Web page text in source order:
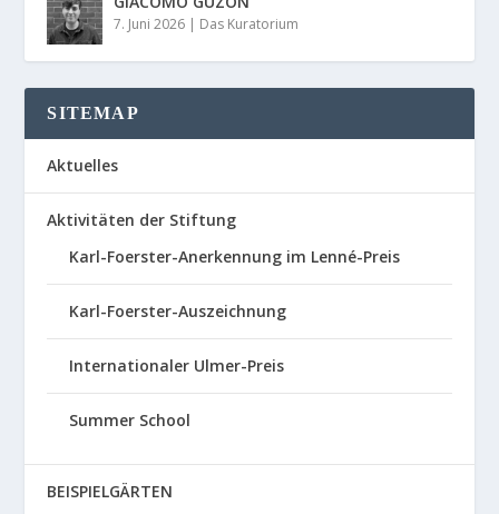
7. Juni 2026 | Das Kuratorium
SITEMAP
Aktuelles
Aktivitäten der Stiftung
Karl-Foerster-Anerkennung im Lenné-Preis
Karl-Foerster-Auszeichnung
Internationaler Ulmer-Preis
Summer School
BEISPIELGÄRTEN